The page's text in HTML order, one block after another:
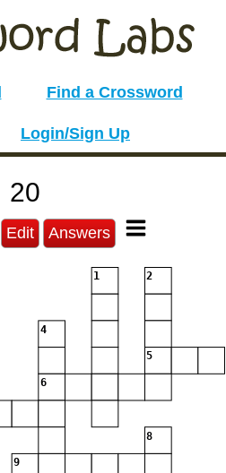
Find a Crossword
Login/Sign Up
20
Edit Answers
1 2
4
5
6
8
9